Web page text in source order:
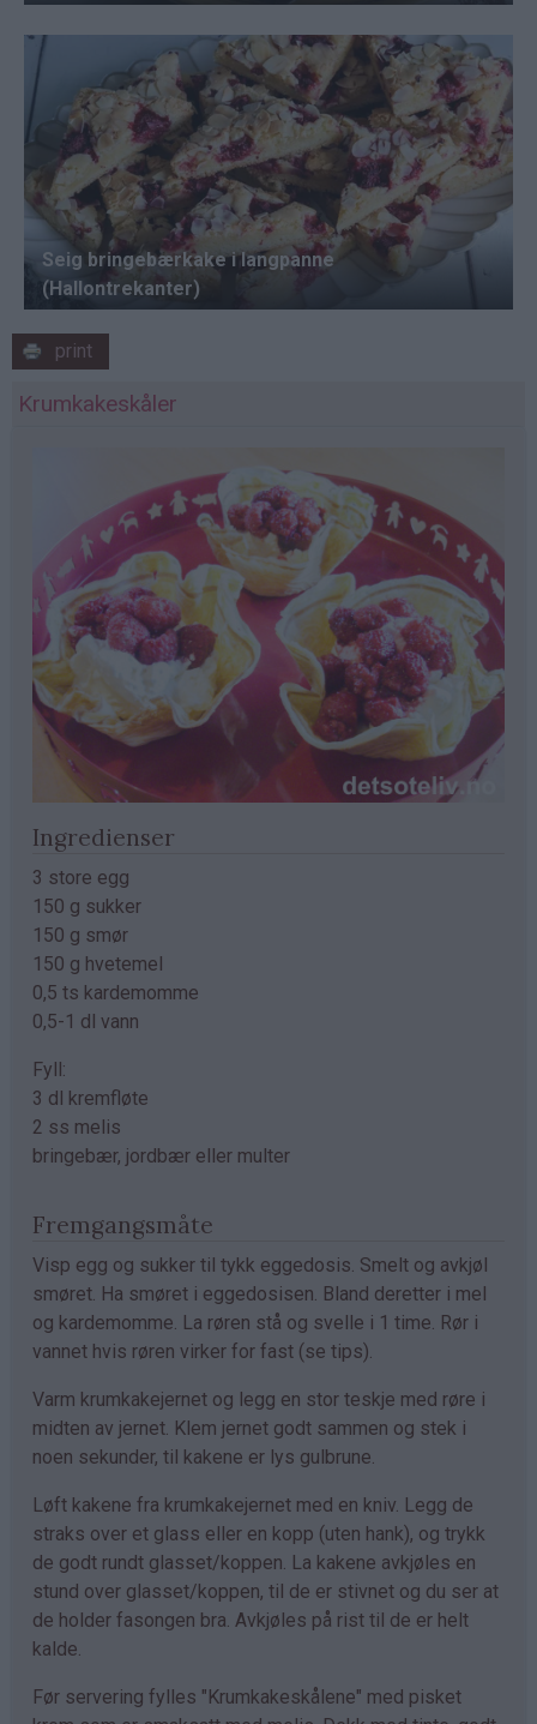
print
Krumkakeskåler
Ingredienser
3 store egg
150 g sukker
150 g smør
150 g hvetemel
0,5 ts kardemomme
0,5-1 dl vann
Fyll:
3 dl kremfløte
2 ss melis
bringebær, jordbær eller multer
Fremgangsmåte
Visp egg og sukker til tykk eggedosis. Smelt og avkjøl
smøret. Ha smøret i eggedosisen. Bland deretter i mel
og kardemomme. La røren stå og svelle i 1 time. Rør i
vannet hvis røren virker for fast (se tips).
Varm krumkakejernet og legg en stor teskje med røre i
midten av jernet. Klem jernet godt sammen og stek i
noen sekunder, til kakene er lys gulbrune.
Løft kakene fra krumkakejernet med en kniv. Legg de
straks over et glass eller en kopp (uten hank), og trykk
de godt rundt glasset/koppen. La kakene avkjøles en
stund over glasset/koppen, til de er stivnet og du ser at
de holder fasongen bra. Avkjøles på rist til de er helt
kalde.
Før servering fylles "Krumkakeskålene" med pisket